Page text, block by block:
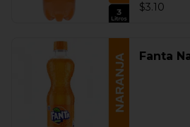
$3.10
Fanta